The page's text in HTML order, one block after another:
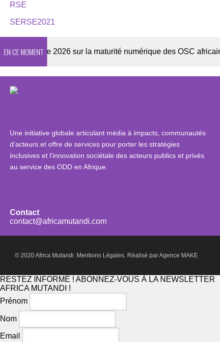
RSE
SERSE2021
EN CE MOMENT
Enquête 2026 sur la maturité numérique des OSC africaines
Une initiative globale articulant média à impacts, communautés
d’acteurs et offre de services pour porter les stratégies
inclusives et l’innovation sociétale des acteurs publics et privés
au service des ODD en Afrique.
Contact
contact@africamutandi.com
© 2020 Africa Mutandi. Mentions Légales. Réalisé parAgence MAKE
RESTEZ INFORMÉ ! ABONNEZ-VOUS À LA NEWSLETTER
AFRICA MUTANDI !
Prénom
Nom
Email